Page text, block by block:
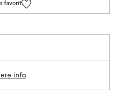
favorit
info